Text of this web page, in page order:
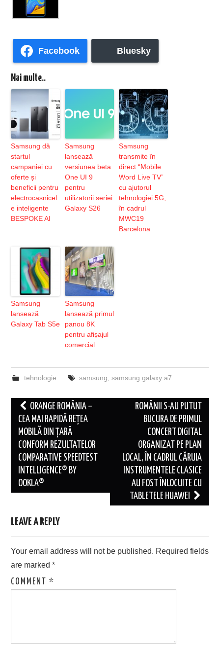
Facebook Bluesky
Mai multe..
Samsung dă
startul
campaniei cu
oferte și
beneficii pentru
electrocasnicel
e inteligente
BESPOKE AI
Samsung
lansează
versiunea beta
One UI 9
pentru
utilizatorii seriei
Galaxy S26
Samsung
transmite în
direct “Mobile
Word Live TV”
cu ajutorul
tehnologiei 5G,
în cadrul
MWC19
Barcelona
Samsung
lansează
Galaxy Tab S5e
Samsung
lansează primul
panou 8K
pentru afișajul
comercial
tehnologie samsung samsung galaxy a7
Post
navigation
ORANGE ROMÂNIA –
CEA MAI RAPIDĂ REȚEA
MOBILĂ DIN ȚARĂ
CONFORM REZULTATELOR
COMPARATIVE SPEEDTEST
INTELLIGENCE® BY
OOKLA®
ROMÂNII S-AU PUTUT
BUCURA DE PRIMUL
CONCERT DIGITAL
ORGANIZAT PE PLAN
LOCAL, ÎN CADRUL CĂRUIA
INSTRUMENTELE CLASICE
AU FOST ÎNLOCUITE CU
TABLETELE HUAWEI
LEAVE A REPLY
Your email address will not be published. Required fields
are marked*
COMMENT*